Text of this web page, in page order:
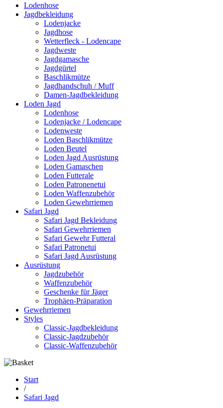
Lodenhose
Jagdbekleidung
Lodenjacke
Jagdhose
Wetterfleck - Lodencape
Jagdweste
Jagdgamasche
Jagdgürtel
Baschlikmütze
Jagdhandschuh / Muff
Damen-Jagdbekleidung
Loden Jagd
Lodenhose
Lodenjacke / Lodencape
Lodenweste
Loden Baschlikmütze
Loden Beutel
Loden Jagd Ausrüstung
Loden Gamaschen
Loden Futterale
Loden Patronenetui
Loden Waffenzubehör
Loden Gewehrriemen
Safari Jagd
Safari Jagd Bekleidung
Safari Gewehrriemen
Safari Gewehr Futteral
Safari Patronetui
Safari Jagd Ausrüstung
Ausrüstung
Jagdzubehör
Waffenzubehör
Geschenke für Jäger
Trophäen-Präparation
Gewehrriemen
Styles
Classic-Jagdbekleidung
Classic-Jagdzubehör
Classic-Waffenzubehör
Start
/
Safari Jagd